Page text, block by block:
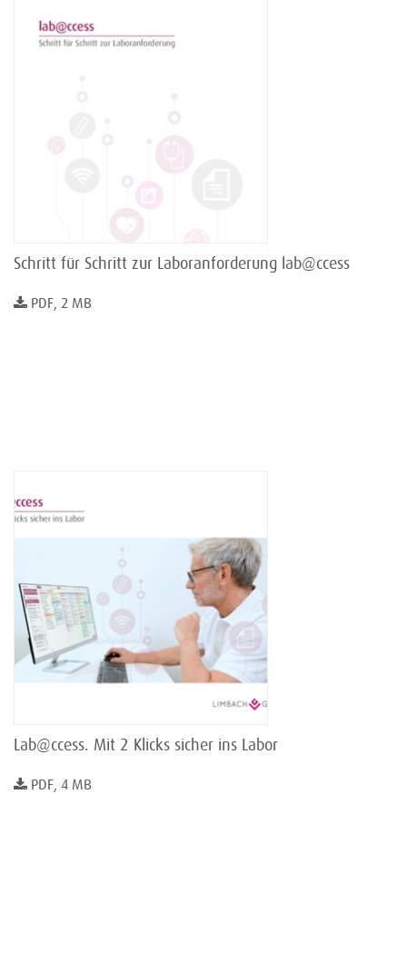
Schritt für Schritt zur Laboranforderung lab@ccess
PDF, 2 MB
Lab@ccess. Mit 2 Klicks sicher ins Labor
PDF, 4 MB